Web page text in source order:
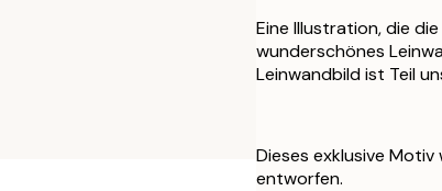
Eine Illustration, die
wunderschönes
Leinwandbild ist Teil
Dieses exklusive
entworfen.